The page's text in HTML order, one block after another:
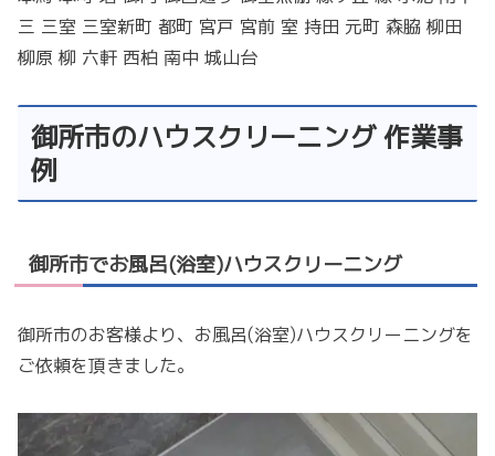
三 三室 三室新町 都町 宮戸 宮前 室 持田 元町 森脇 柳田
柳原 柳 六軒 西柏 南中 城山台
御所市のハウスクリーニング 作業事
例
御所市でお風呂(浴室)ハウスクリーニング
御所市のお客様より、お風呂(浴室)ハウスクリーニングを
ご依頼を頂きました。